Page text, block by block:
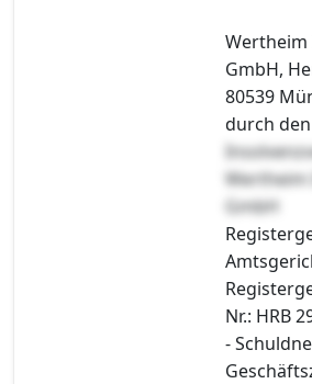
GmbH,
80539
durch
GmbH
Nr.: HRB
-